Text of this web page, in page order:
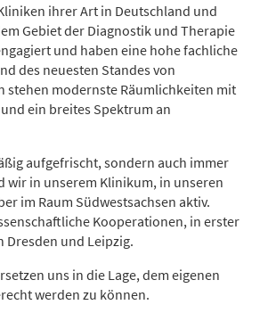
ihrer Art in Deutschland und
Gebiet der Diagnostik und Therapie
und haben eine hohe fachliche
des neuesten Standes von
stehen modernste Räumlichkeiten mit
ein breites Spektrum an
aufgefrischt, sondern auch immer
wir in unserem Klinikum, in unseren
im Raum Südwestsachsen aktiv.
Kooperationen, in erster
und Leipzig.
uns in die Lage, dem eigenen
werden zu können.